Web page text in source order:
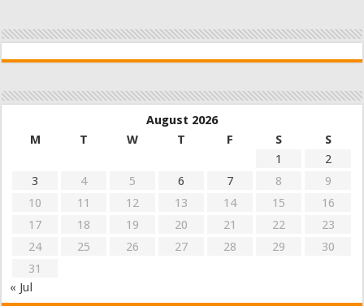
August 2026
M
T W T F S
S
1
2
3
4 5 6 7 8
9
10
11 12 13 14 15
16
17
18 19 20 21 22
23
24
25 26 27 28 29
30
31
« Jul